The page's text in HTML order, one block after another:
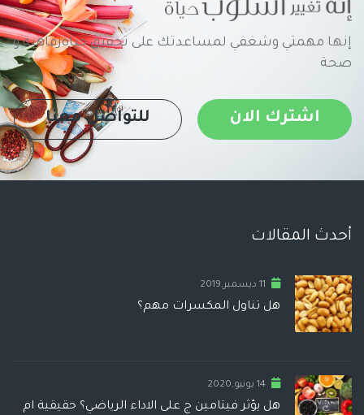
إنها مهمتي وشغفي لمساعدتك على تحقيق حياةرفاهية و
صحة
اشترك الان للتواصل معنا
أحدث المقالات
11 ديسمبر,2019
هل تناول المكسرات مهم؟
14 يونيو,2020
هل يؤثر فيتامين ج على الاداء الرياضي؟ حقيقية ام